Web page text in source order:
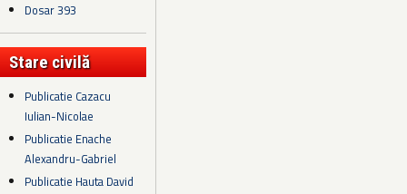
Dosar 393
Stare civilă
Publicatie Cazacu
Iulian-Nicolae
Publicatie Enache
Alexandru-Gabriel
Publicatie Hauta David